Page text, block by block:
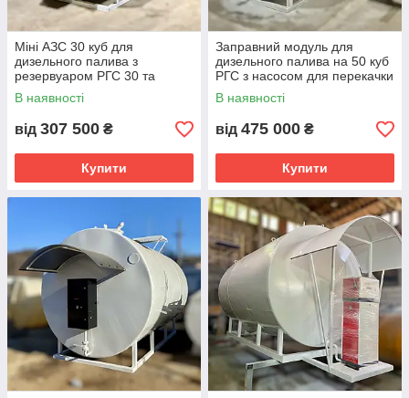
Міні АЗС 30 куб для
дизельного палива з
резервуаром РГС 30 та
насосом 50 літрів в хвилину
В наявності
від 307 500 ₴
Купити
Заправний модуль для
дизельного палива на 50 куб
РГС з насосом для перекачки
палива і лічильником
В наявності
від 475 000 ₴
Купити